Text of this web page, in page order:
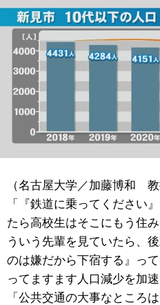
（名古屋大学／加藤博和 教
「『鉄道に乗ってください
たら高校生はそこにもう住
ういう先輩を見ていたら、
のは嫌だから下宿する』っ
ってますます人口減少を加速
「公共交通の大事なところ